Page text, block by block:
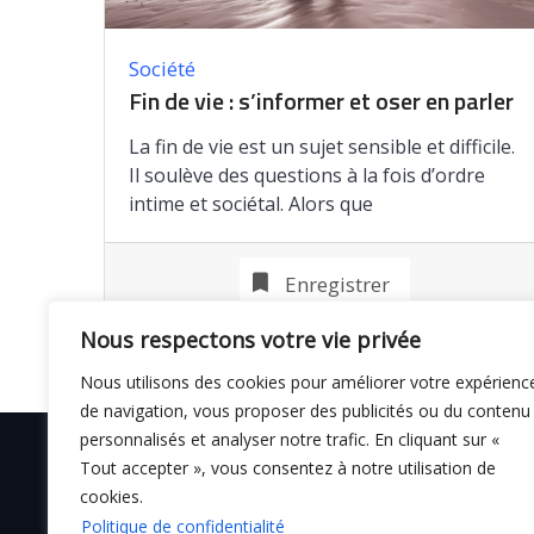
Nous respectons votre vie privée
Nous utilisons des cookies pour améliorer votre
de navigation, vous proposer des publicités ou du contenu
personnalisés et analyser notre trafic. En cliquant sur «
Tout accepter », vous consentez à notre utilisation de
cookies.
Politique de confidentialité
Société
Fin de vie : s’informer et oser en parler
La fin de vie est un sujet sensible et difficile.
Il soulève des questions à la fois d’ordre
intime et sociétal. Alors que
Enregistrer
© C i E M2026